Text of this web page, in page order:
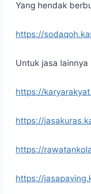
Yang hendak
https://
Untuk jasa lainnya
https://
https://
https://
https://